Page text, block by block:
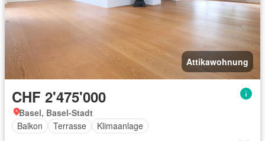
Attikawohnung
CHF 2'475'000
Basel, Basel-Stadt
Balkon
Terrasse Klimaanlage